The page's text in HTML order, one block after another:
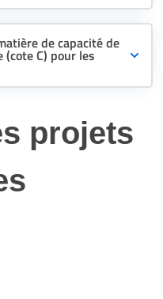
de capacité de
C) pour les
projets